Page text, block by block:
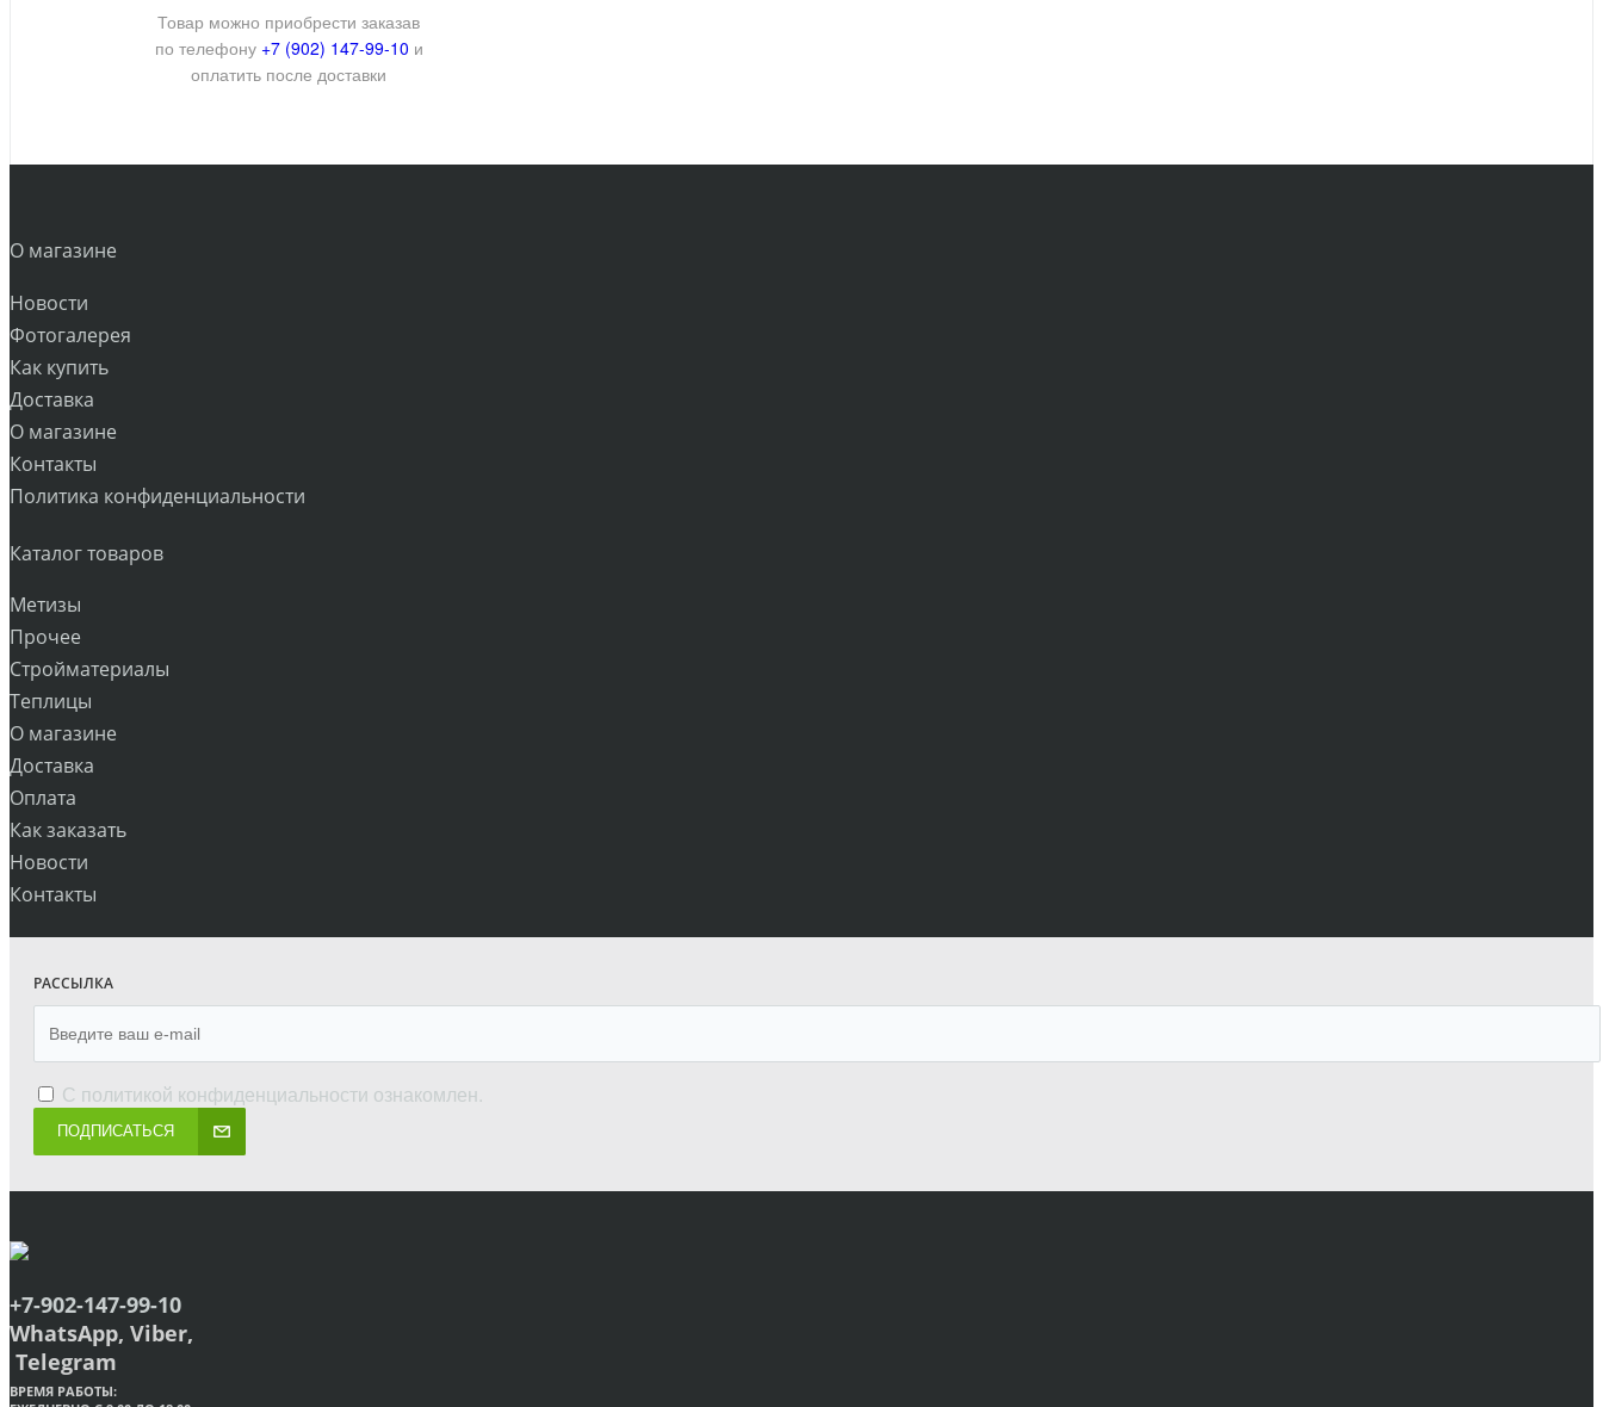
Товар можно приобрести заказав
по телефону +7 (902) 147-99-10 и
оплатить после доставки
О магазине
Новости
Фотогалерея
Как купить
Доставка
О магазине
Контакты
Политика конфиденциальности
Каталог товаров
Метизы
Прочее
Стройматериалы
Теплицы
О магазине
Доставка
Оплата
Как заказать
Новости
Контакты
РАССЫЛКА
С политикой конфиденциальности ознакомлен.
ПОДПИСАТЬСЯ
+7-902-147-99-10
WhatsApp, Viber,
Telegram
ВРЕМЯ РАБОТЫ: